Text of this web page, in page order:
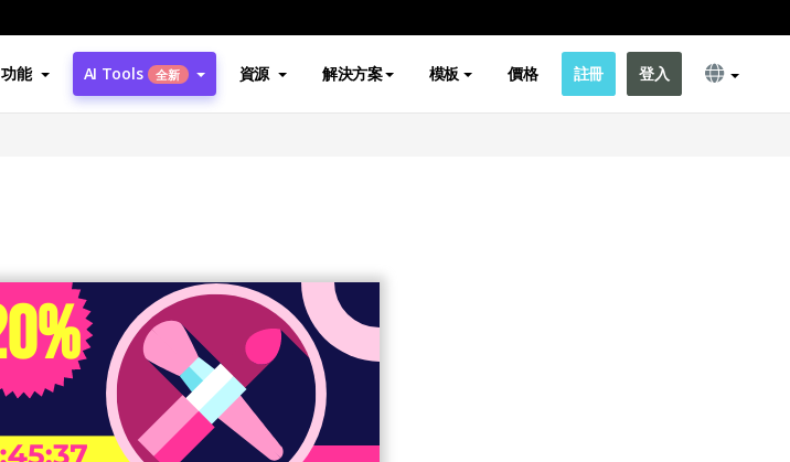
功能 AI Tools 全新 資源 解決方案 模板 價格 註冊 登入